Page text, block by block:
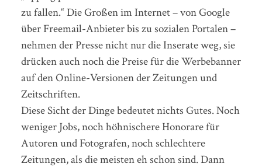
zu fallen.“ Die Großen im Internet – von Google
über Freemail-Anbieter bis zu sozialen Portalen –
nehmen der Presse nicht nur die Inserate weg, sie
drücken auch noch die Preise für die Werbebanner
auf den Online-Versionen der Zeitungen und
Zeitschriften.
Diese Sicht der Dinge bedeutet nichts Gutes. Noch
weniger Jobs, noch höhnischere Honorare für
Autoren und Fotografen, noch schlechtere
Zeitungen, als die meisten eh schon sind. Dann